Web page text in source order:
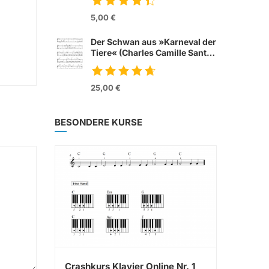
Jerry«
5,00 €
Der Schwan aus »Karneval der
Tiere« (Charles Camille Sant
Saens)
25,00 €
BESONDERE KURSE
Crashkurs Klavier Online Nr. 1